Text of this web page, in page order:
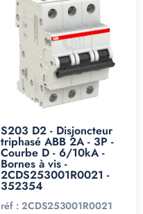
S203 D2 - Disjoncteur
triphasé ABB 2A - 3P -
Courbe D - 6/10kA -
Bornes à vis -
2CDS253001R0021 -
352354
réf : 2CDS253001R0021